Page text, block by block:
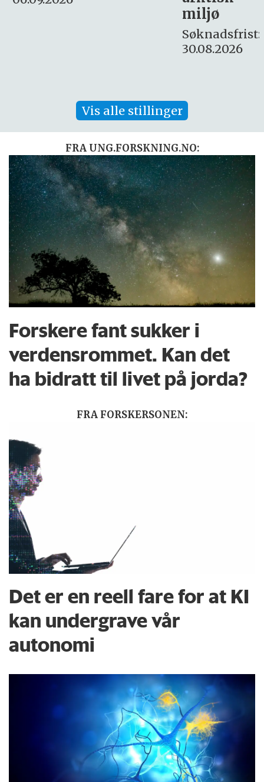
16. august.
Vis alle stillinger
FRA UNG.FORSKNING.NO:
Forskere fant sukker i
verdensrommet. Kan det
ha bidratt til livet på jorda?
FRA FORSKERSONEN:
Det er en reell fare for at KI
kan undergrave vår
autonomi